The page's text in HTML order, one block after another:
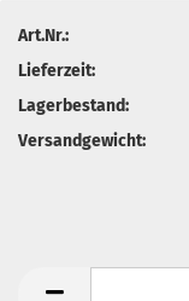
Art.Nr.:
Lieferzeit:
Lagerbestand:
Versandgewicht: